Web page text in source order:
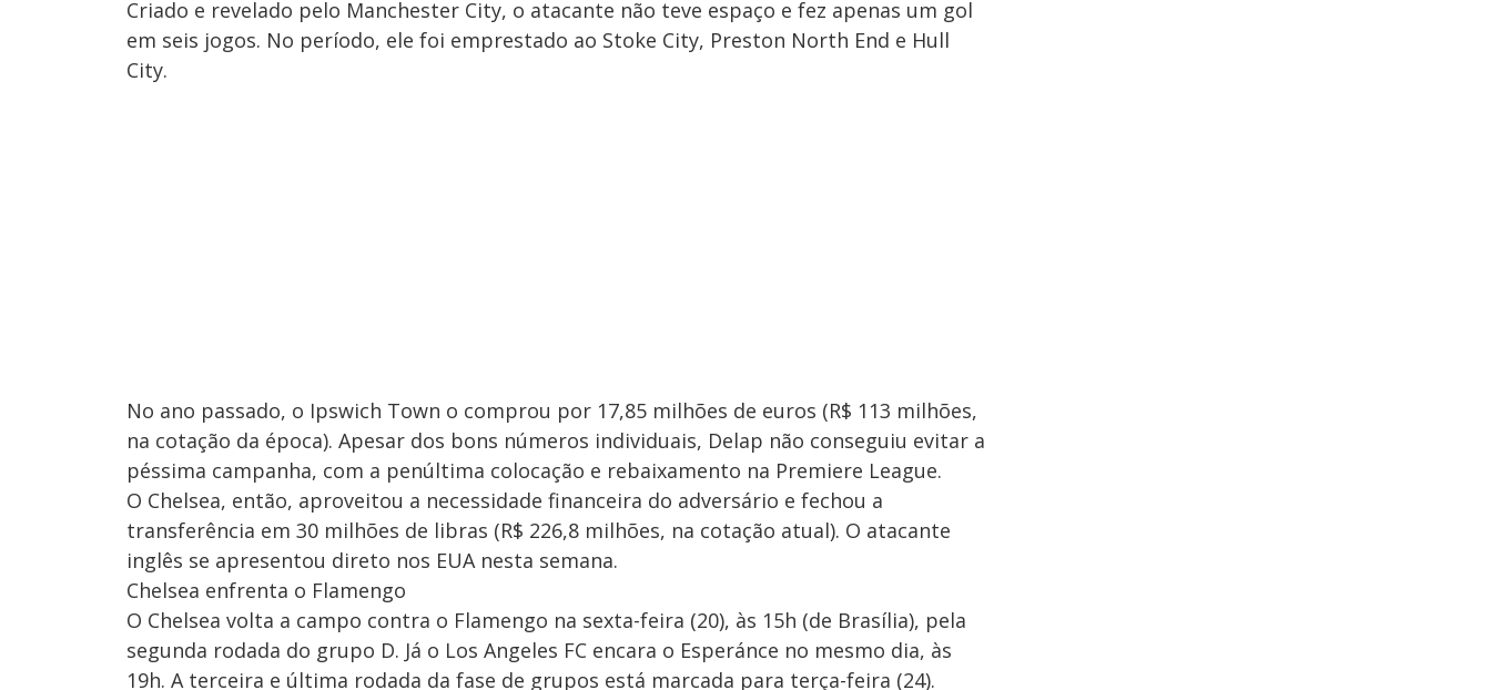
Criado e revelado pelo Manchester City, o atacante não teve espaço e fez apenas um gol
em seis jogos. No período, ele foi emprestado ao Stoke City, Preston North End e Hull
City.
No ano passado, o Ipswich Town o comprou por 17,85 milhões de euros (R$ 113 milhões,
na cotação da época). Apesar dos bons números individuais, Delap não conseguiu evitar a
péssima campanha, com a penúltima colocação e rebaixamento na Premiere League.
O Chelsea, então, aproveitou a necessidade financeira do adversário e fechou a
transferência em 30 milhões de libras (R$ 226,8 milhões, na cotação atual). O atacante
inglês se apresentou direto nos EUA nesta semana.
Chelsea enfrenta o Flamengo
O Chelsea volta a campo contra o Flamengo na sexta-feira (20), às 15h (de Brasília), pela
segunda rodada do grupo D. Já o Los Angeles FC encara o Esperánce no mesmo dia, às
19h. A terceira e última rodada da fase de grupos está marcada para terça-feira (24).